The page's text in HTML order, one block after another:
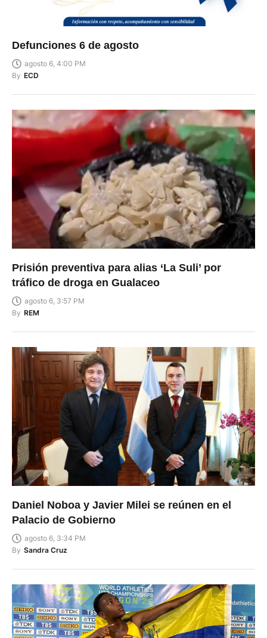
Defunciones 6 de agosto
agosto 6, 4:00 PM
By ECD
Prisión preventiva para alias ‘La Suli’ por
tráfico de droga en Gualaceo
agosto 6, 3:57 PM
By REM
Daniel Noboa y Javier Milei se reúnen en el
Palacio de Gobierno
agosto 6, 3:34 PM
By Sandra Cruz